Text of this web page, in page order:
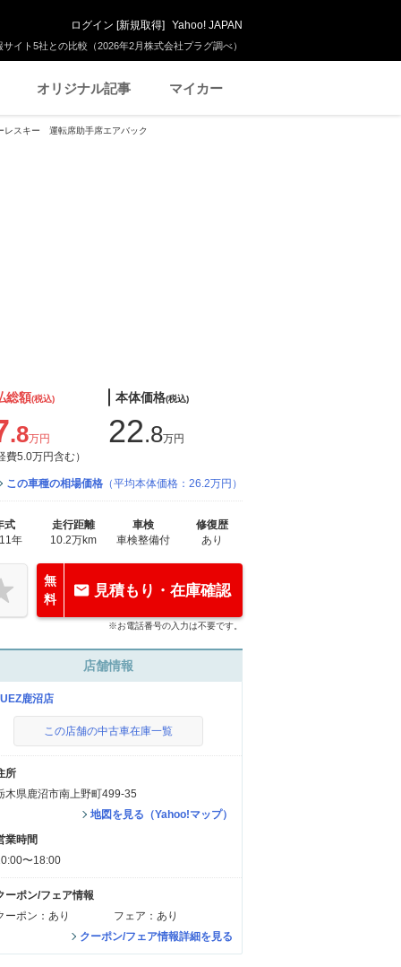
イト5社との比較（2026年2月株式会社プラグ調べ）
ログイン [新規取得] Yahoo! JAPAN
オリジナル記事 マイカー
レスキー 運転席助手席エアバック
総額(税込)
.8万円
費5.0万円含む）
本体価格(税込)
22.8万円
この車種の相場価格 （平均本体価格：26.2万円）
式
年
走行距離
10.2万km
車検
車検整備付
修復歴
あり
無
料
見積もり・在庫確認
※お電話番号の入力は不要です。
店舗情報
鹿沼店
この店舗の中古車在庫一覧
所
木県鹿沼市南上野町499-35
地図を見る（Yahoo!マップ）
業時間
〜18:00
ーポン/フェア情報
ーポン：あり
フェア：あり
クーポン/フェア情報詳細を見る